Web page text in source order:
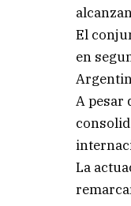
El
en
A pesar
La